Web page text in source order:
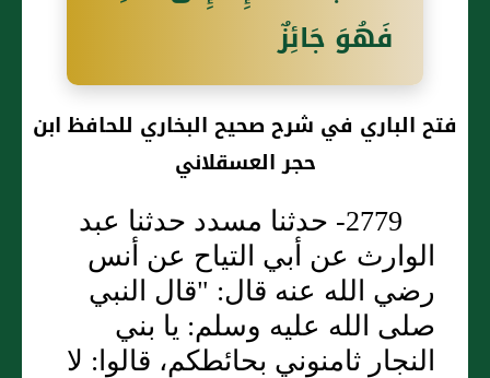
فَهُوَ جَائِزٌ
فتح الباري في شرح صحيح البخاري للحافظ ابن
حجر العسقلاني
2779- حدثنا مسدد حدثنا عبد
الوارث عن أبي التياح عن أنس
رضي الله عنه قال: "قال النبي
صلى الله عليه وسلم: يا بني
النجار ثامنوني بحائطكم، قالوا: لا